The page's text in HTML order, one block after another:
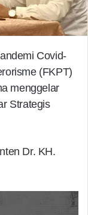
Covid-
(FKPT)
menggelar
Strategis
Dr. KH.